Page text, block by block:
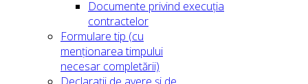
Documente privind execuția
contractelor
Formulare tip (cu
menționarea timpului
necesar completării)